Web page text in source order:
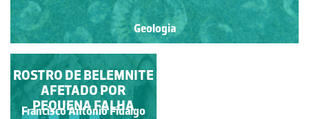
Geologia
ARRIBAS
Francisco António Fidalgo
ROSTRO DE BELEMNITE
AFETADO POR
PEQUENA FALHA
Francisco António Fidalgo